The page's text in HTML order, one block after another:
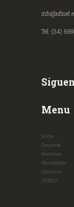
Tel: (34)
Menu
Inicio
Empresa
Servicios
Novedades
Contacto
OFISET